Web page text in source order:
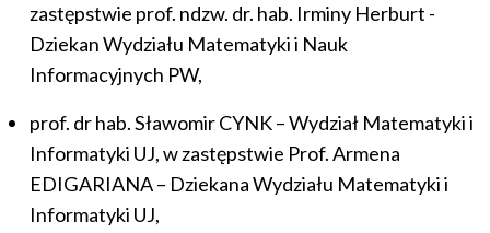
zastępstwie prof. ndzw. dr. hab. Irminy Herburt -
Dziekan Wydziału Matematyki i Nauk
Informacyjnych PW,
prof. dr hab. Sławomir CYNK – Wydział Matematyki i
Informatyki UJ, w zastępstwie Prof. Armena
EDIGARIANA – Dziekana Wydziału Matematyki i
Informatyki UJ,